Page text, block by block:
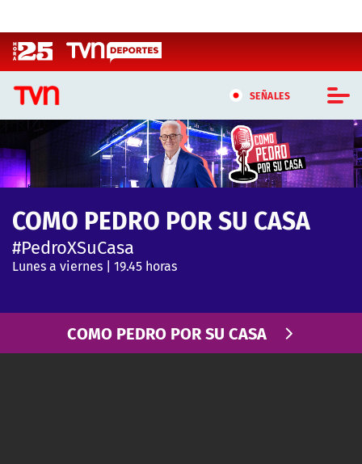
SEÑALES
CASTING MASTERCHEF CHILE
CASTING TVN VERTICAL
TVN VERTICAL
TVN PLAY
TELESERIES
COMO PEDRO POR SU CASA
#PedroXSuCasa
Lunes a viernes | 19.45 horas
COMO PEDRO POR SU CASA